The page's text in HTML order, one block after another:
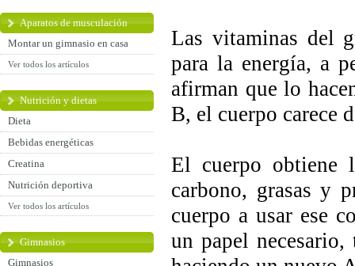
Aparatos de musculación
Montar un gimnasio en casa
Ver todos los artículos
Nutrición y dietas
Dieta
Bebidas energéticas
Creatina
Nutrición deportiva
Ver todos los artículos
Gimnasios
Gimnasios
Las vitaminas del
para la energía, a
afirman que lo
B, el cuerpo carece
El cuerpo obtiene
carbono, grasas y
cuerpo a usar ese
un papel